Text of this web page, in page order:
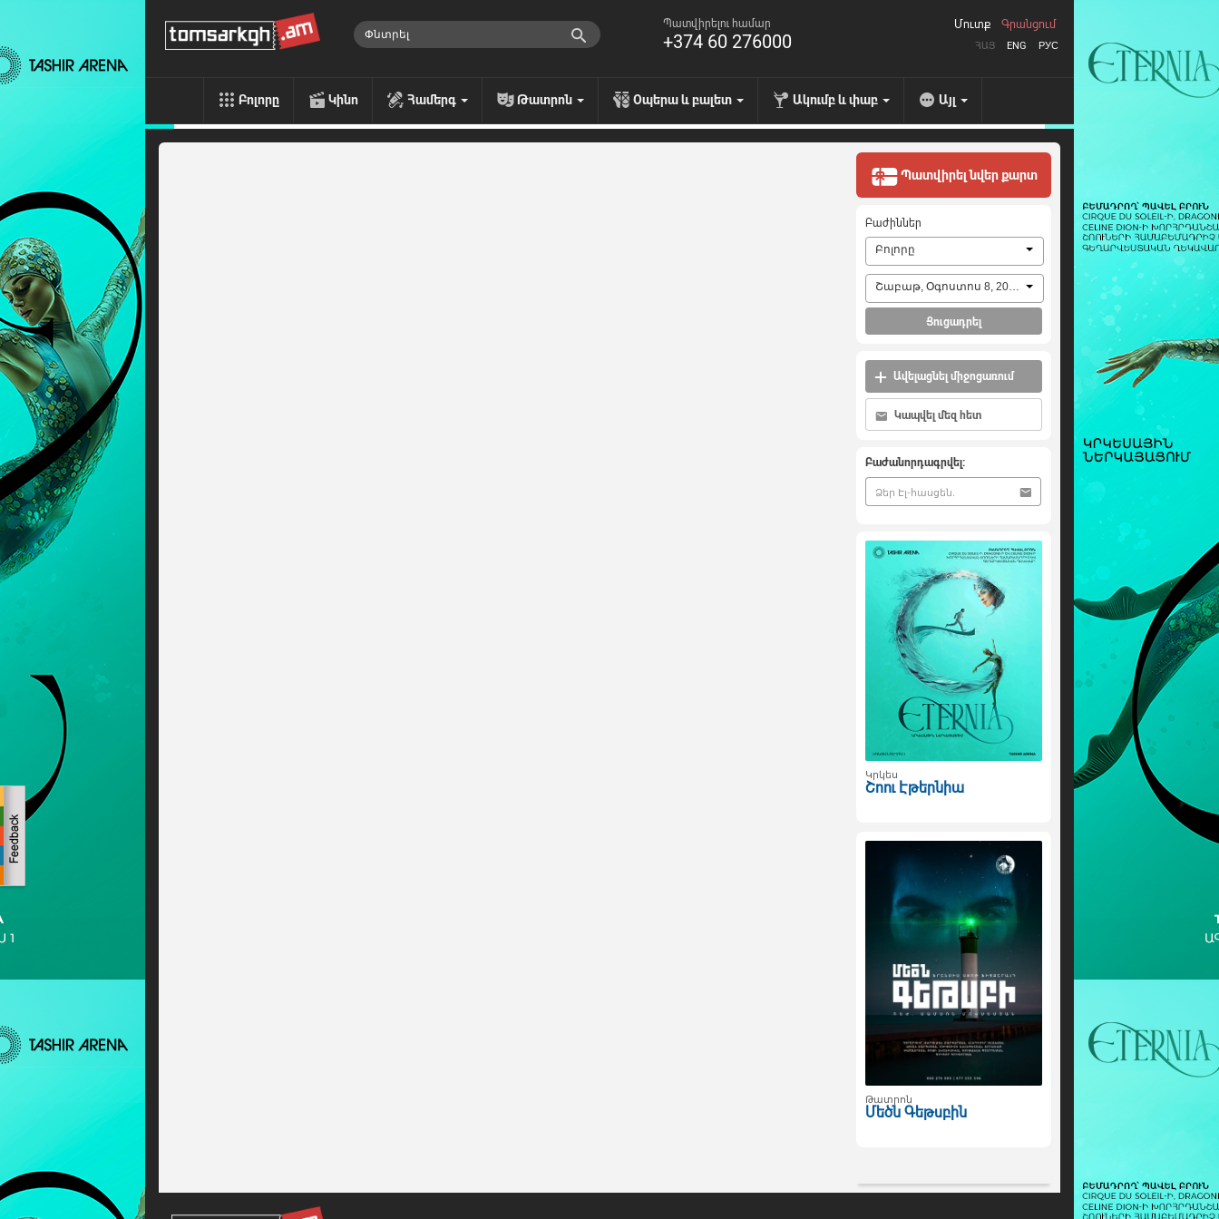
Պատվիրելու համար
+374 60 276000 ՀԱՅ ENG РУС
Մուտք Գրանցում
Բոլորը Կինո Համերգ Թատրոն Օպերա և բալետ Ակումբ և փաբ Այլ
Պատվիրել նվեր քարտ
Բաժիններ
Բոլորը
Շաբաթ, Օգոստոս 8, 2026
Ցուցադրել
Ավելացնել միջոցառում
Կապվել մեզ հետ
Բաժանորդագրվել:
Կրկես
Շոու Էթերնիա
Թատրոն
Մեծն Գեթսբին